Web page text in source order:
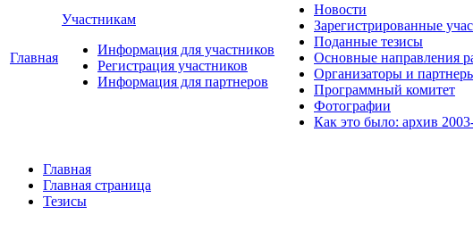
Главная
Участникам
Информация для участников
Регистрация участников
Информация для партнеров
Новости
Зарегистрированные
Поданные тезисы
Основные направления
Организаторы и
Программный комитет
Фотографии
Как это было: архив
Главная
Главная страница
Тезисы